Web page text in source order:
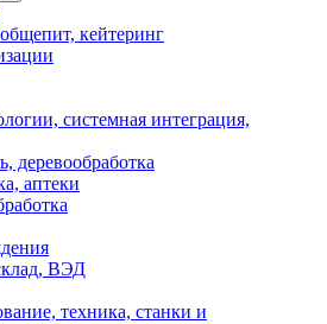
кейтеринг
системная интеграция,
деревообработка
аптеки
ВЭД
техника, станки и